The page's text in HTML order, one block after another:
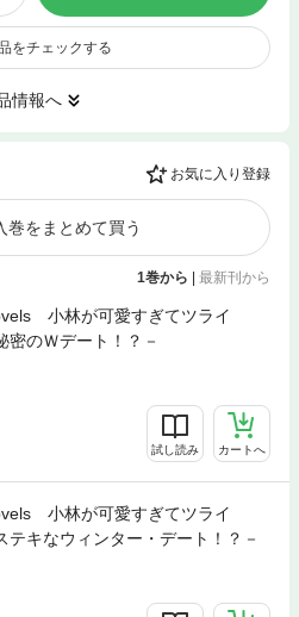
をチェックする
情報へ
お気に入り登録
巻をまとめて買う
1巻から 最新刊から
小林が可愛すぎてツライ
のＷデート！？－
試し読み カートへ
小林が可愛すぎてツライ
キなウィンター・デート！？－